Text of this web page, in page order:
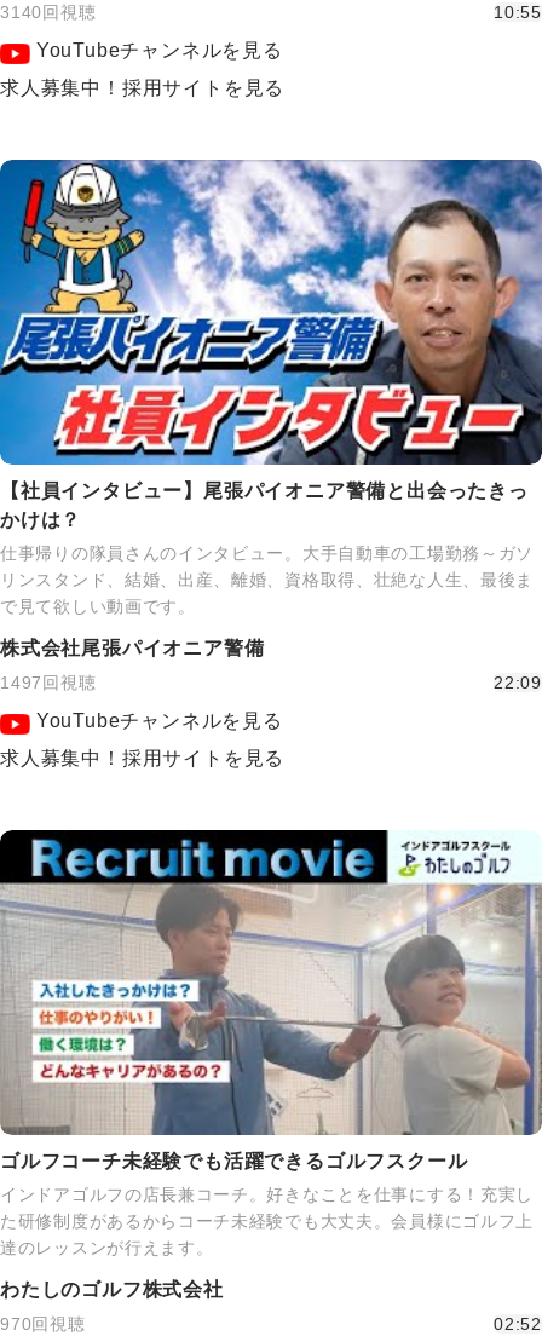
3140回視聴 10:55
YouTubeチャンネルを見る
求人募集中！採用サイトを見る
【社員インタビュー】尾張パイオニア警備と出会ったきっ
かけは？
仕事帰りの隊員さんのインタビュー。大手自動車の工場勤務～ガソ
リンスタンド、結婚、出産、離婚、資格取得、壮絶な人生、最後ま
で見て欲しい動画です。
株式会社尾張パイオニア警備
1497回視聴 22:09
YouTubeチャンネルを見る
求人募集中！採用サイトを見る
ゴルフコーチ未経験でも活躍できるゴルフスクール
インドアゴルフの店長兼コーチ。好きなことを仕事にする！充実し
た研修制度があるからコーチ未経験でも大丈夫。会員様にゴルフ上
達のレッスンが行えます。
わたしのゴルフ株式会社
970回視聴 02:52